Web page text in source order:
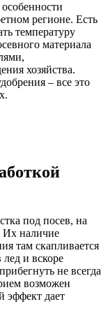
регионе. Есть
температуру
материала
хозяйства.
– все это
под посев, на
Их наличие
там скапливается
лед и вскоре
не всегда
возможен
эффект дает